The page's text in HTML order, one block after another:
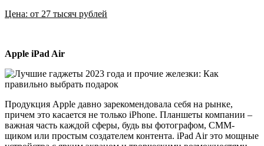
Цена: от 27 тысяч рублей
Apple iPad Air
Продукция Apple давно зарекомендовала себя на рынке,
причем это касается не только iPhone. Планшеты компании –
важная часть каждой сферы, будь вы фотографом, СММ-
щиком или простым создателем контента. iPad Air это мощные